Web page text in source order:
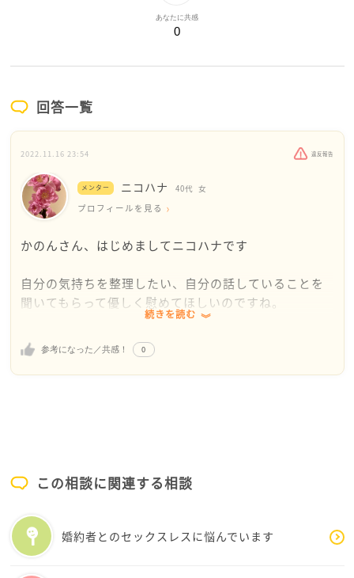
あなたに共感
0
回答一覧
2022.11.16 23:54 違反報告
メンター ニコハナ 40代 女
プロフィールを見る
かのんさん、はじめましてニコハナです
自分の気持ちを整理したい、自分の話していることを
聞いてもらって優しく慰めてほしいのですね。
中学の時にオール5ということはかなり良い高校に進ま
れたのではないでしょうか？
高校の勉強などについてなどの悩みはないですか？
悪いこともわかっているのにそちらに向かってしまって
続きを読む
参考になった／共感！ 0
この相談に関連する相談
婚約者とのセックスレスに悩んでいます